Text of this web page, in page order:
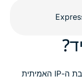
VPN כמו ExpressVPN מחליף את כתובת ה-IP האמיתית